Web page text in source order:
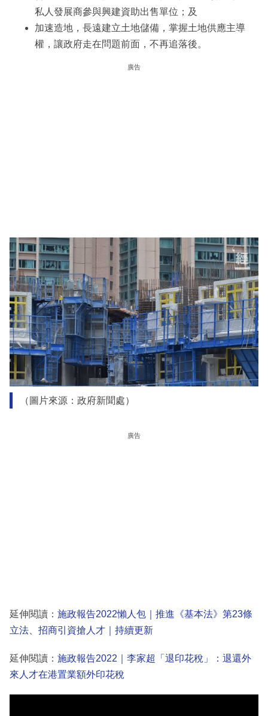
私人發展商參與興建資助出售單位；及
加速造地，長遠建立土地儲備，掌握土地供應主導
權，讓政府走在問題前面，不再追落後。
廣告
（圖片來源：政府新聞處）
廣告
延伸閱讀： 施政報告2022懶人包｜推進《基本法》第23條
立法、招商引資搶人才｜持續更新
延伸閱讀： 施政報告2022｜李家超「退印花稅」：退還外
來人才在港置業額外印花稅